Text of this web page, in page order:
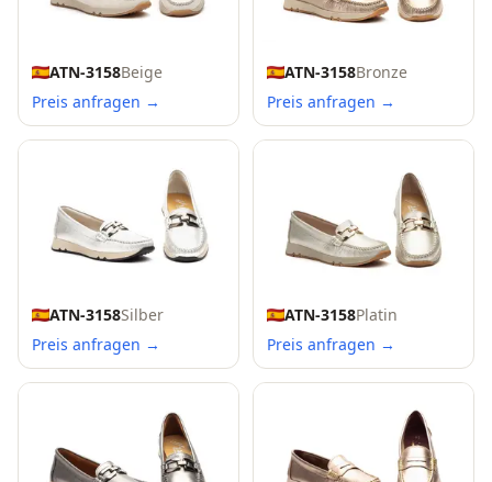
ATN-3158Beige
Preis anfragen →
ATN-3158Bronze
Preis anfragen →
ATN-3158Silber
Preis anfragen →
ATN-3158Platin
Preis anfragen →